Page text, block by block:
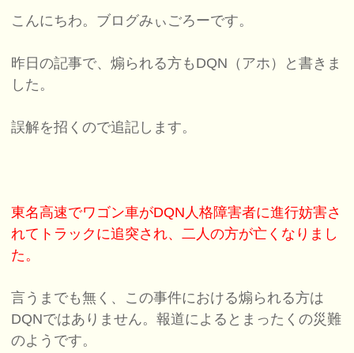
こんにちわ。ブログみぃごろーです。
昨日の記事で、煽られる方もDQN（アホ）と書きま
した。
誤解を招くので追記します。
東名高速でワゴン車がDQN人格障害者に進行妨害さ
れてトラックに追突され、二人の方が亡くなりまし
た。
言うまでも無く、この事件における煽られる方は
DQNではありません。報道によるとまったくの災難
のようです。